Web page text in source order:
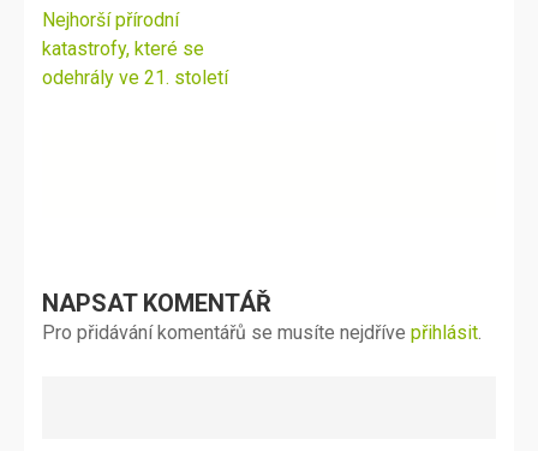
Navigace
pro
příspěvek
Nejhorší přírodní
katastrofy, které se
odehrály ve 21. století
NAPSAT KOMENTÁŘ
Pro přidávání komentářů se musíte nejdříve přihlásit